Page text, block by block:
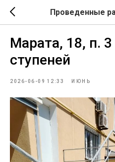
Проведенные
Марата, 18, п.
ступеней
2026-06-09 12:33 ИЮНЬ